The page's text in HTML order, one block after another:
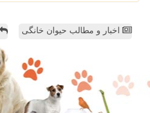
اخبار و مطالب حیوان خانگی